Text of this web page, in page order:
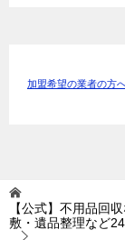
加盟希望の業者の方
【公式】不用品回
敷・遺品整理など